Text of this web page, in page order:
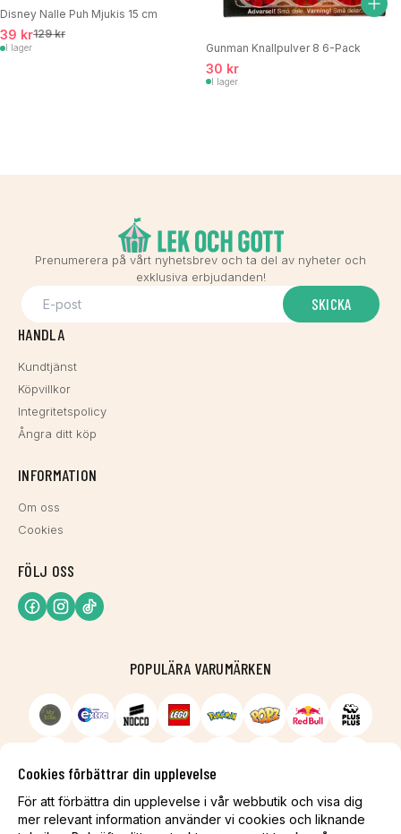
Cookies förbättrar din upplevelse
För att förbättra din upplevelse i vår webbutik och visa dig
mer relevant information använder vi cookies och liknande
Disney Nalle Puh Mjukis 15 cm
39 kr129 kr
I lager Gunman Knallpulver 8 6-Pack
30 kr
I lager
Prenumerera på vårt nyhetsbrev och ta del av nyheter och
exklusiva erbjudanden!
SKICKA
HANDLA
Kundtjänst
Köpvillkor
Integritetspolicy
Ångra ditt köp
INFORMATION
Om oss
Cookies
FÖLJ OSS
POPULÄRA VARUMÄRKEN